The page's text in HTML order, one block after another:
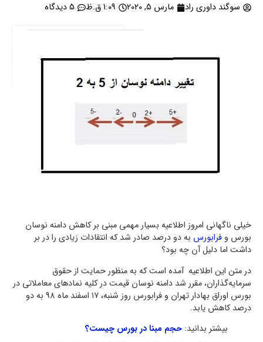
سوگند داوری راد مارس 5, 2020 1:09 ق.ظ 5 دیدگاه
خیلی ناگهانی امروز اطلاعیه بسیار مهمی مبنی بر کاهش دامنه نوسان
بورس و فرابورس به دو درصد صادر شد که انتقادات زیادی را در بر
داشت اما دلیل آن چه بود؟
در متن این اطلاعیه آمده است که به منظور حمایت از حقوق
سرمایه‌گذاران، مقرر شد دامنه نوسان قیمت در کلیه نمادهای معاملاتی در
بورس اوراق بهادار تهران و فرابورس روز شنبه، ۱۷ اسفند ماه 98 به دو
درصد کاهش یابد.
بیشتر بدانید: حجم مبنا در بورس چیست؟